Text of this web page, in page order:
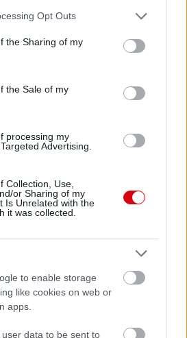
app uses one or more Google
usage behaviour. You may click to
Google and its third-party tags to
specified purposes in below Google
Opt Outs
the Sharing of my
the Sale of my
processing my
Advertising.
Collection, Use,
or Sharing of my
Is Unrelated with the
it was collected.
to enable storage
like cookies on web or
apps.
data to be sent to
Germainvs
United